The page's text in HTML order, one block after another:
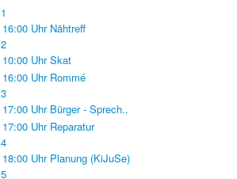
1
16:00 Uhr Nähtreff
2
10:00 Uhr Skat
16:00 Uhr Rommé
3
17:00 Uhr Bürger - Sprech..
17:00 Uhr Reparatur
4
18:00 Uhr Planung (KiJuSe)
5